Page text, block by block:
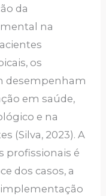
da
na
os
desempenham
em saúde,
e na
(Silva, 2023). A
profissionais é
dos casos, a